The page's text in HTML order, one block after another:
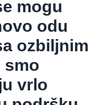
mogu
odu
ozbiljnim
smo
vrlo